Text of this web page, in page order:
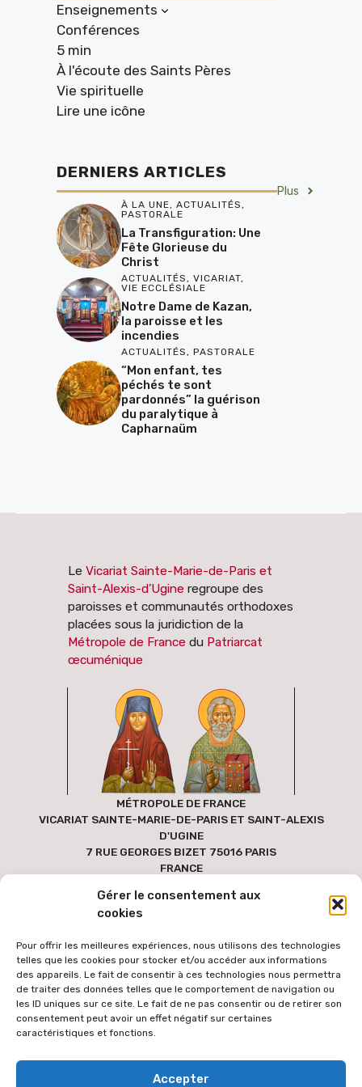
Gérer le consentement aux
cookies
Pour offrir les meilleures expériences, nous utilisons des technologies
telles que les cookies pour stocker et/ou accéder aux informations
des appareils. Le fait de consentir à ces technologies nous permettra
de traiter des données telles que le comportement de navigation ou
les ID uniques sur ce site. Le fait de ne pas consentir ou de retirer son
consentement peut avoir un effet négatif sur certaines
caractéristiques et fonctions.
Accepter
Enseignements
Conférences
5 min
À l'écoute des Saints Pères
Vie spirituelle
Lire une icône
DERNIERS ARTICLES
Plus
À LA UNE, ACTUALITÉS ,
PASTORALE
La Transfiguration: Une
Fête Glorieuse du
Christ
ACTUALITÉS , VICARIAT,
VIE ECCLÉSIALE
Notre Dame de Kazan,
la paroisse et les
incendies
ACTUALITÉS , PASTORALE
“Mon enfant, tes
péchés te sont
pardonnés” la guérison
du paralytique à
Capharnaüm
Le Vicariat Sainte-Marie-de-Paris et
Saint-Alexis-d’Ugine regroupe des
paroisses et communautés orthodoxes
placées sous la juridiction de la
Métropole de France du Patriarcat
œcuménique
MÉTROPOLE DE FRANCE
VICARIAT SAINTE-MARIE-DE-PARIS ET SAINT-ALEXIS
D'UGINE
7 RUE GEORGES BIZET 75016 PARIS
FRANCE
Pour faciliter l'accès au site par le plus grand nombre, les textes